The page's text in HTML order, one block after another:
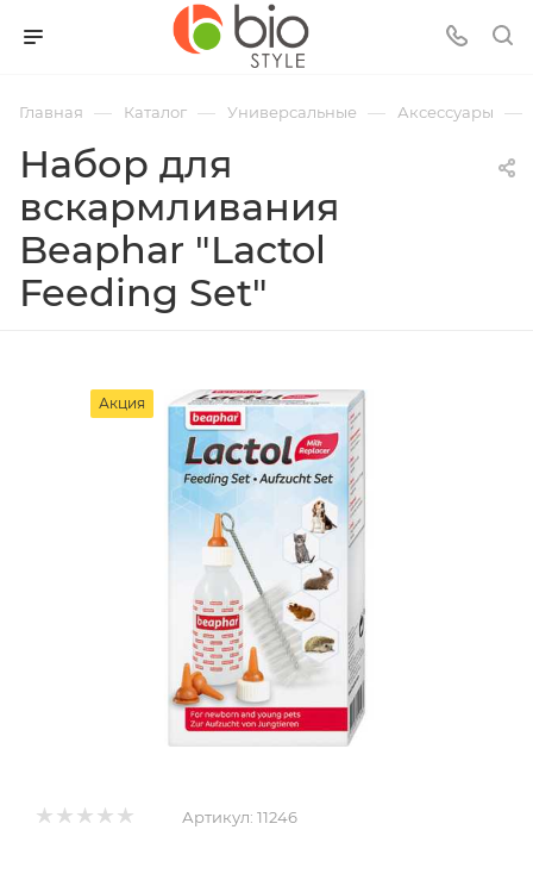
Главная — Каталог — Универсальные — Аксессуары —
Набор для
вскармливания
Beaphar "Lactol
Feeding Set"
Акция
Артикул: 11246